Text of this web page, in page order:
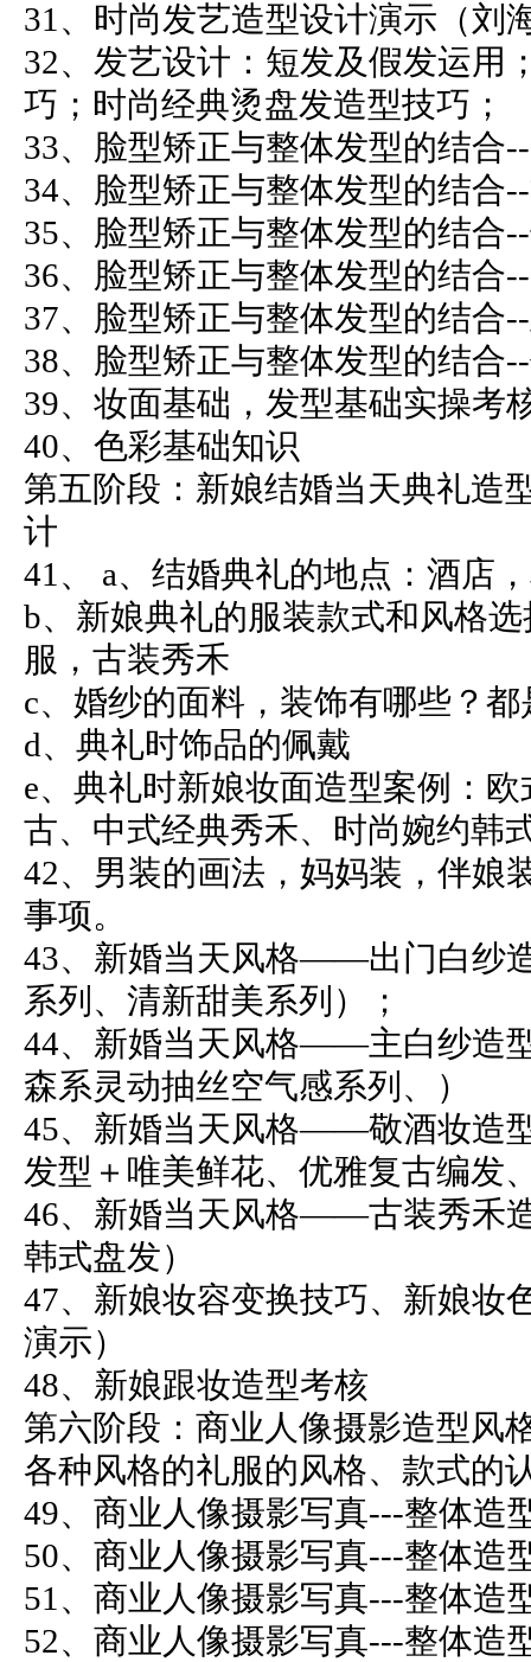
31、时尚发艺造型设计演示（刘
32、发艺设计：短发及假发运用
巧；时尚经典烫盘发造型技巧；
33、脸型矫正与整体发型的结合
34、脸型矫正与整体发型的结合
35、脸型矫正与整体发型的结合
36、脸型矫正与整体发型的结合
37、脸型矫正与整体发型的结合
38、脸型矫正与整体发型的结合
39、妆面基础，发型基础实操考
40、色彩基础知识
第五阶段：新娘结婚当天典礼造
计
41、 a、结婚典礼的地点：酒店
b、新娘典礼的服装款式和风格
服，古装秀禾
c、婚纱的面料，装饰有哪些？
d、典礼时饰品的佩戴
e、典礼时新娘妆面造型案例：
古、中式经典秀禾、时尚婉约韩
42、男装的画法，妈妈装，伴娘
事项。
43、新婚当天风格——出门白纱
系列、清新甜美系列）；
44、新婚当天风格——主白纱造
森系灵动抽丝空气感系列、）
45、新婚当天风格——敬酒妆造
发型＋唯美鲜花、优雅复古编发
46、新婚当天风格——古装秀禾
韩式盘发）
47、新娘妆容变换技巧、新娘妆
演示）
48、新娘跟妆造型考核
第六阶段：商业人像摄影造型风
各种风格的礼服的风格、款式的
49、商业人像摄影写真---整体
50、商业人像摄影写真---整体
51、商业人像摄影写真---整体
52、商业人像摄影写真---整体